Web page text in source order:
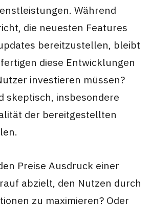
Während
die neuesten Features
bereitzustellen, bleibt
diese Entwicklungen
investieren müssen?
skeptisch, insbesondere
der bereitgestellten
Preise Ausdruck einer
abzielt, den Nutzen durch
zu maximieren? Oder